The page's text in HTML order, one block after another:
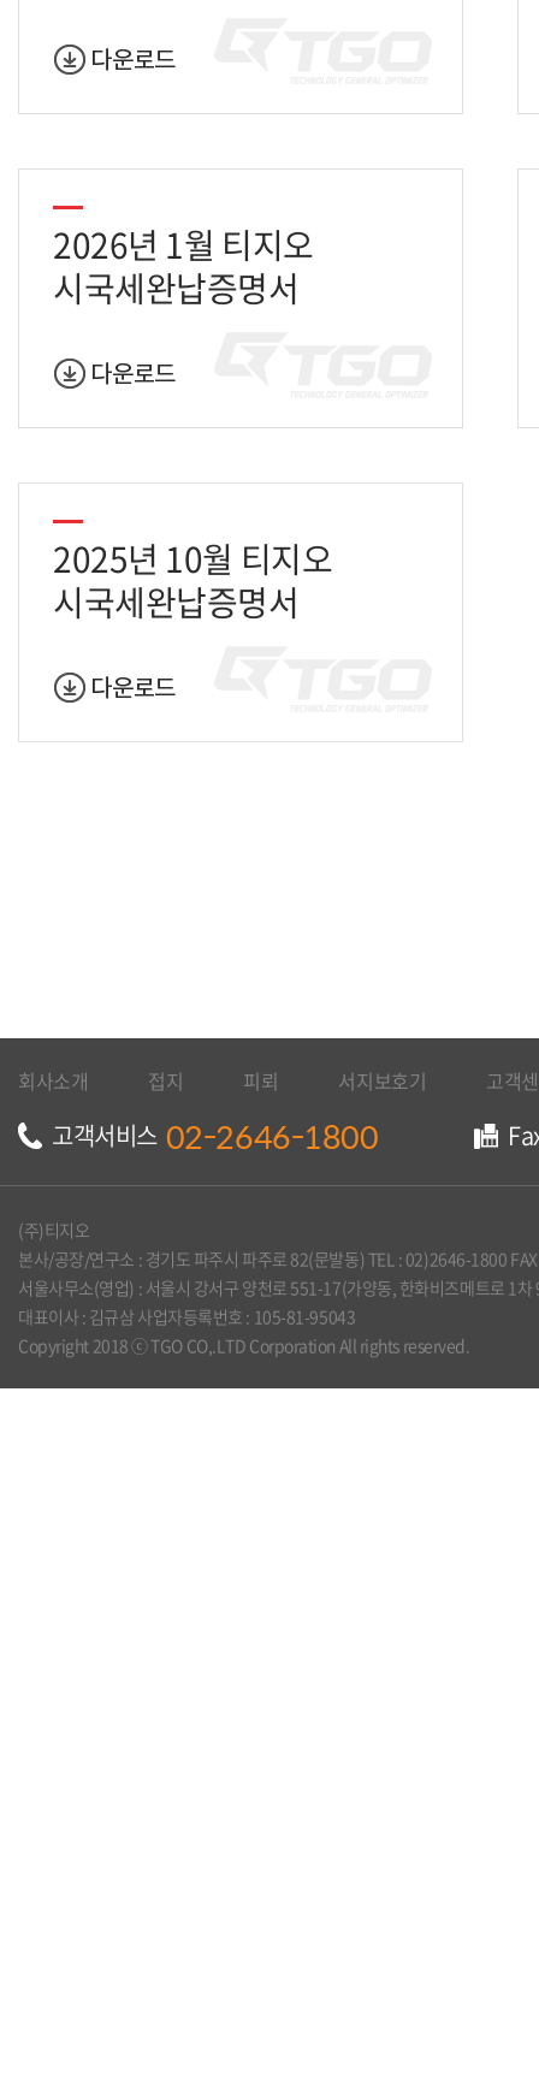
2026년 1월 티지오
시국세완납증명서
2025년 10월 티지오
시국세완납증명서
회사소개 접지 피뢰 서지보호기 고객
고객서비스 02-2646-1800
(주)티지오
본사/공장/연구소 : 경기도 파주시 파주로 82(문발동) TEL : 02)2646-1800
서울사무소(영업) : 서울시 강서구 양천로 551-17(가양동, 한화비즈메트로 1
대표이사 : 김규삼 사업자등록번호 : 105-81-95043
Copyright 2018 ⓒ TGO CO,.LTD Corporation All rights reserved.